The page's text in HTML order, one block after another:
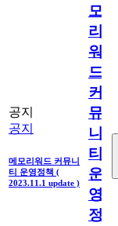
공지
공지
메모리워드 커뮤니
티 운영정책 (
2023.11.1 update )
모
리
워
드
커
뮤
니
티
운
영
정